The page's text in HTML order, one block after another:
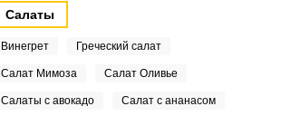
Салаты
Винегрет Греческий салат
Салат Мимоза Салат Оливье
Салаты с авокадо Салат с ананасом